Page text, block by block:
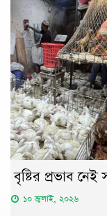
বৃষ্টির প্রভাব
১০ জুলাই, ২০২৬